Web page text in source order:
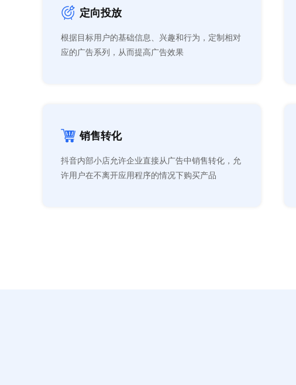
定向投放
根据目标用户的基础信息、兴趣和行为，定制相对
应的广告系列，从而提高广告效果
销售转化
抖音内部小店允许企业直接从广告中销售转化，允
许用户在不离开应用程序的情况下购买产品